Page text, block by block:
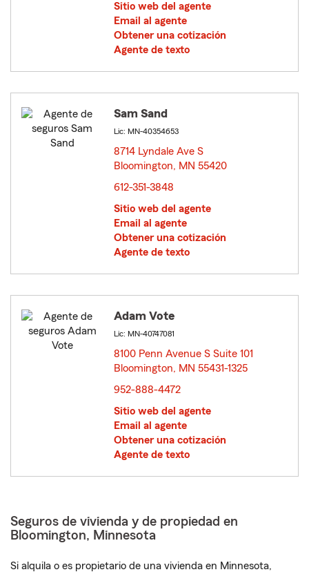
Sitio web del agente
Email al agente
Obtener una cotización
Agente de texto
Sam Sand
Lic: MN-40354653
8714 Lyndale Ave S
Bloomington, MN 55420
612-351-3848
Sitio web del agente
Email al agente
Obtener una cotización
Agente de texto
Adam Vote
Lic: MN-40747081
8100 Penn Avenue S Suite 101
Bloomington, MN 55431-1325
952-888-4472
Sitio web del agente
Email al agente
Obtener una cotización
Agente de texto
Seguros de vivienda y de propiedad en
Bloomington, Minnesota
Si alquila o es propietario de una vivienda en Minnesota,